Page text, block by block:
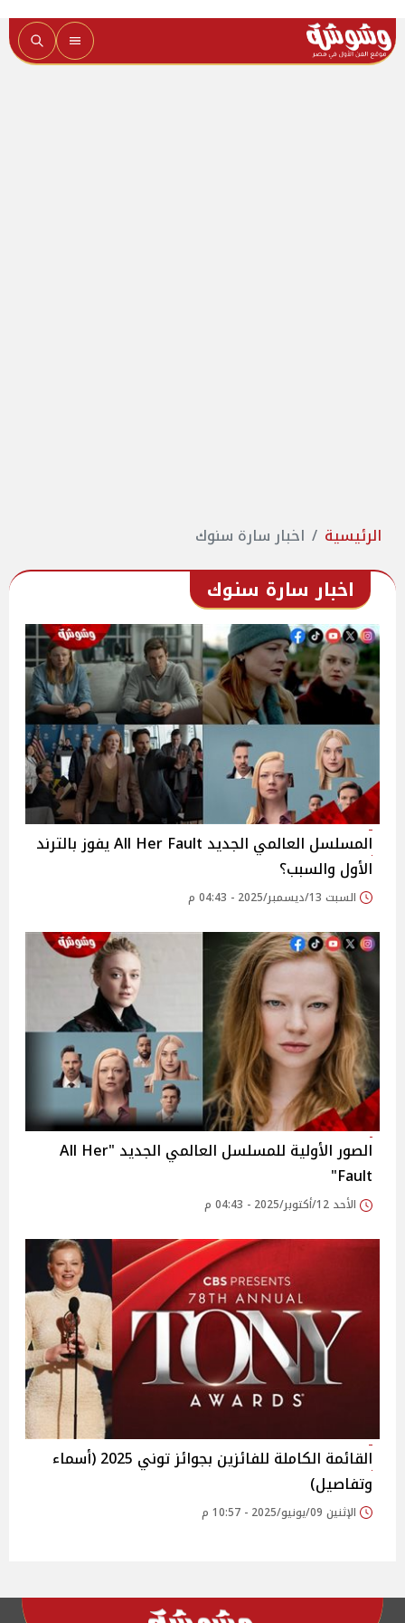
الرئيسية اخبار سارة سنوك
اخبار سارة سنوك
المسلسل العالمي الجديد All Her Fault يفوز بالترند
الأول والسبب؟
السبت 13/ديسمبر/2025 - 04:43 م
الصور الأولية للمسلسل العالمي الجديد "All Her
Fault"
الأحد 12/أكتوبر/2025 - 04:43 م
القائمة الكاملة للفائزين بجوائز توني 2025 (أسماء
وتفاصيل)
الإثنين 09/يونيو/2025 - 10:57 م